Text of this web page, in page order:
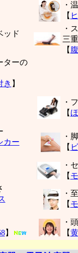
・
【
ッド
・
三
【
ターの
き 】
・
【
カー
・
【
・
【
・
【
】
・
【